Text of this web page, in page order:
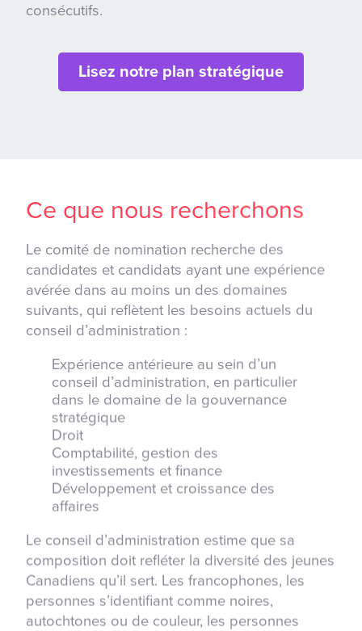
consécutifs.
Lisez notre plan stratégique
Ce que nous recherchons
Le comité de nomination recherche des
candidates et candidats ayant une expérience
avérée dans au moins un des domaines
suivants, qui reflètent les besoins actuels du
conseil d’administration :
Expérience antérieure au sein d’un
conseil d’administration, en particulier
dans le domaine de la gouvernance
stratégique
Droit
Comptabilité, gestion des
investissements et finance
Développement et croissance des
affaires
Le conseil d’administration estime que sa
composition doit refléter la diversité des jeunes
Canadiens qu’il sert. Les francophones, les
personnes s’identifiant comme noires,
autochtones ou de couleur, les personnes